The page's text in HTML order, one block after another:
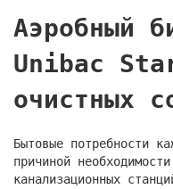
Аэробный
Unibac
очистных
Бытовые потребности
причиной
канализационных